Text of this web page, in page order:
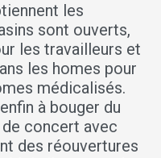
les
sont ouverts,
les travailleurs et
les homes pour
médicalisés.
à bouger du
concert avec
des réouvertures